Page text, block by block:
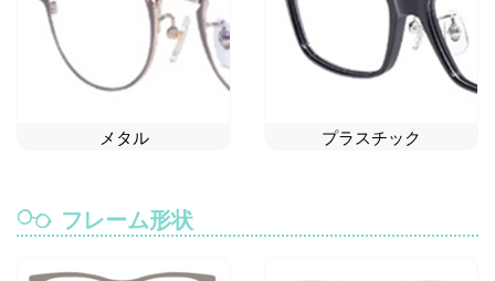
メタル プラスチック
フレーム形状